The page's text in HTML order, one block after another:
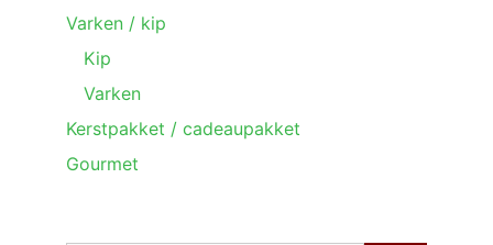
Varken / kip
Kip
Varken
Kerstpakket / cadeaupakket
Gourmet